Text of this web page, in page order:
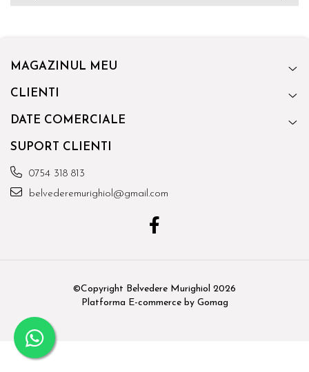
MAGAZINUL MEU
CLIENTI
DATE COMERCIALE
SUPORT CLIENTI
0754 318 813
belvederemurighiol@gmail.com
©Copyright Belvedere Murighiol 2026
Platforma E-commerce by Gomag